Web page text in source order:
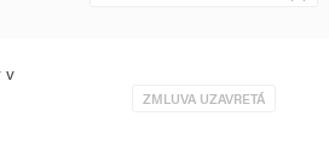
v
ZMLUVA UZAVRETÁ